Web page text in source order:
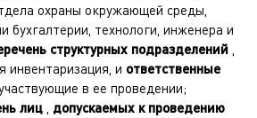
охраны окружающей среды,
бухгалтерии, технологи, инженера и
структурных подразделений
инвентаризация, и ответственные
участвующие в ее проведении;
лиц
допускаемых к проведению